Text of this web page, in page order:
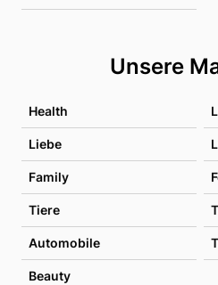
Unsere
Health
Liebe
Family
Tiere
Automobile
Beauty